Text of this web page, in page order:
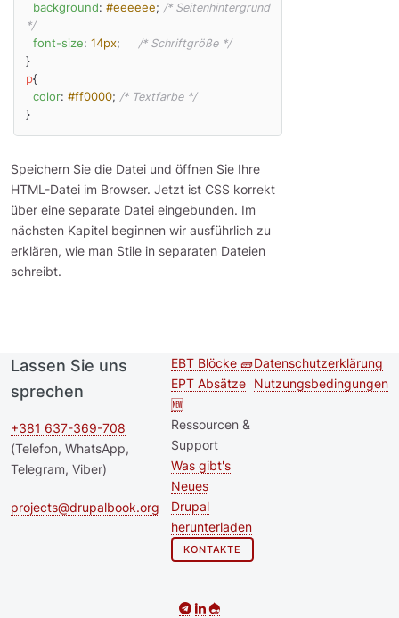
background: #eeeeee; /* Seitenhintergrund
*/
font-size: 14px; /* Schriftgröße */
}
p{
color: #ff0000; /* Textfarbe */
}
Speichern Sie die Datei und öffnen Sie Ihre
HTML-Datei im Browser. Jetzt ist CSS korrekt
über eine separate Datei eingebunden. Im
nächsten Kapitel beginnen wir ausführlich zu
erklären, wie man Stile in separaten Dateien
schreibt.
Lassen Sie uns
sprechen
+381 637-369-708
(Telefon, WhatsApp,
Telegram, Viber)
projects@drupalbook.org
Second
footer
menu
EBT Blöcke 🧱
EPT Absätze
🆕
Ressourcen &
Support
Was gibt's
Neues
Drupal
herunterladen
KONTAKTE
Footer menu
Datenschutzerklärung
Nutzungsbedingungen